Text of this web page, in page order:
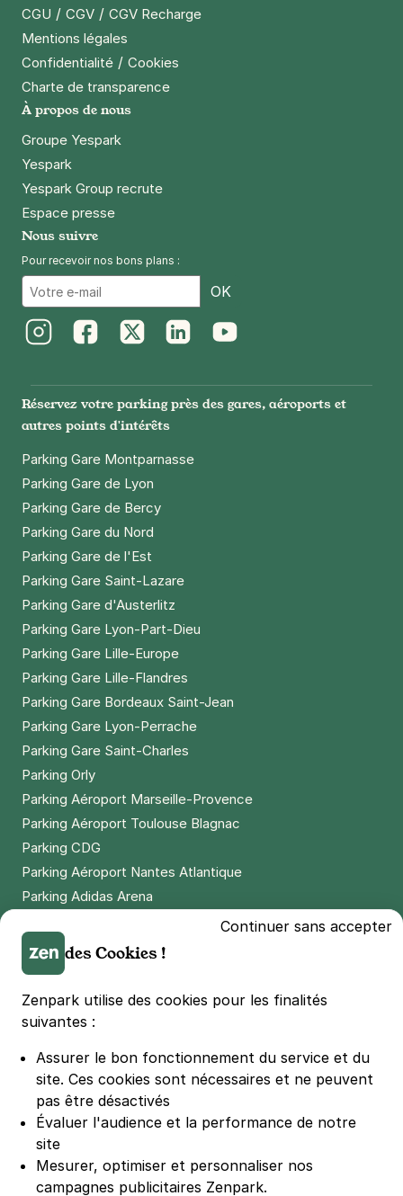
CGU / CGV / CGV Recharge
Mentions légales
Confidentialité / Cookies
Charte de transparence
À propos de nous
Groupe Yespark
Yespark
Yespark Group recrute
Espace presse
Nous suivre
Pour recevoir nos bons plans :
OK
Réservez votre parking près des gares, aéroports et
autres points d'intérêts
Parking Gare Montparnasse
Parking Gare de Lyon
Parking Gare de Bercy
Parking Gare du Nord
Parking Gare de l'Est
Parking Gare Saint-Lazare
Parking Gare d'Austerlitz
Parking Gare Lyon-Part-Dieu
Parking Gare Lille-Europe
Parking Gare Lille-Flandres
Parking Gare Bordeaux Saint-Jean
Parking Gare Lyon-Perrache
Parking Gare Saint-Charles
Parking Orly
Parking Aéroport Marseille-Provence
Parking Aéroport Toulouse Blagnac
Parking CDG
Parking Aéroport Nantes Atlantique
Parking Adidas Arena
Parking LDLC Arena
Parking Stade Pierre Mauroy
Parking Groupama Stadium
Parking Vélodrome
Parking Bercy
Parking La Défense Arena
Parking Les 4 temps
Parking Nation
Parking Porte de Versailles
Parking Lille Grand Palais
Continuer sans accepter
des Cookies !
Zenpark utilise des cookies pour les finalités
suivantes :
Assurer le bon fonctionnement du service et du
site. Ces cookies sont nécessaires et ne peuvent
pas être désactivés
Évaluer l'audience et la performance de notre
site
Mesurer, optimiser et personnaliser nos
campagnes publicitaires Zenpark.